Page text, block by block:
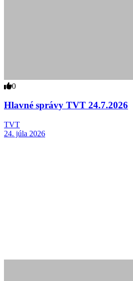
0
Hlavné správy TVT 24.7.2026
TVT
24. júla 2026